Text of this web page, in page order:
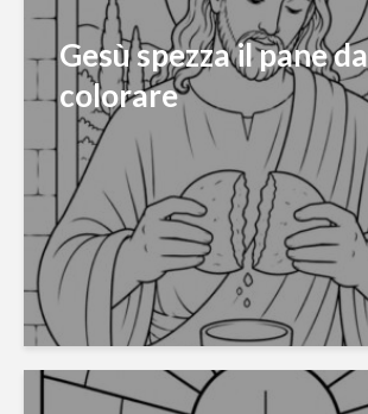
Gesù spezza il pane da
colorare